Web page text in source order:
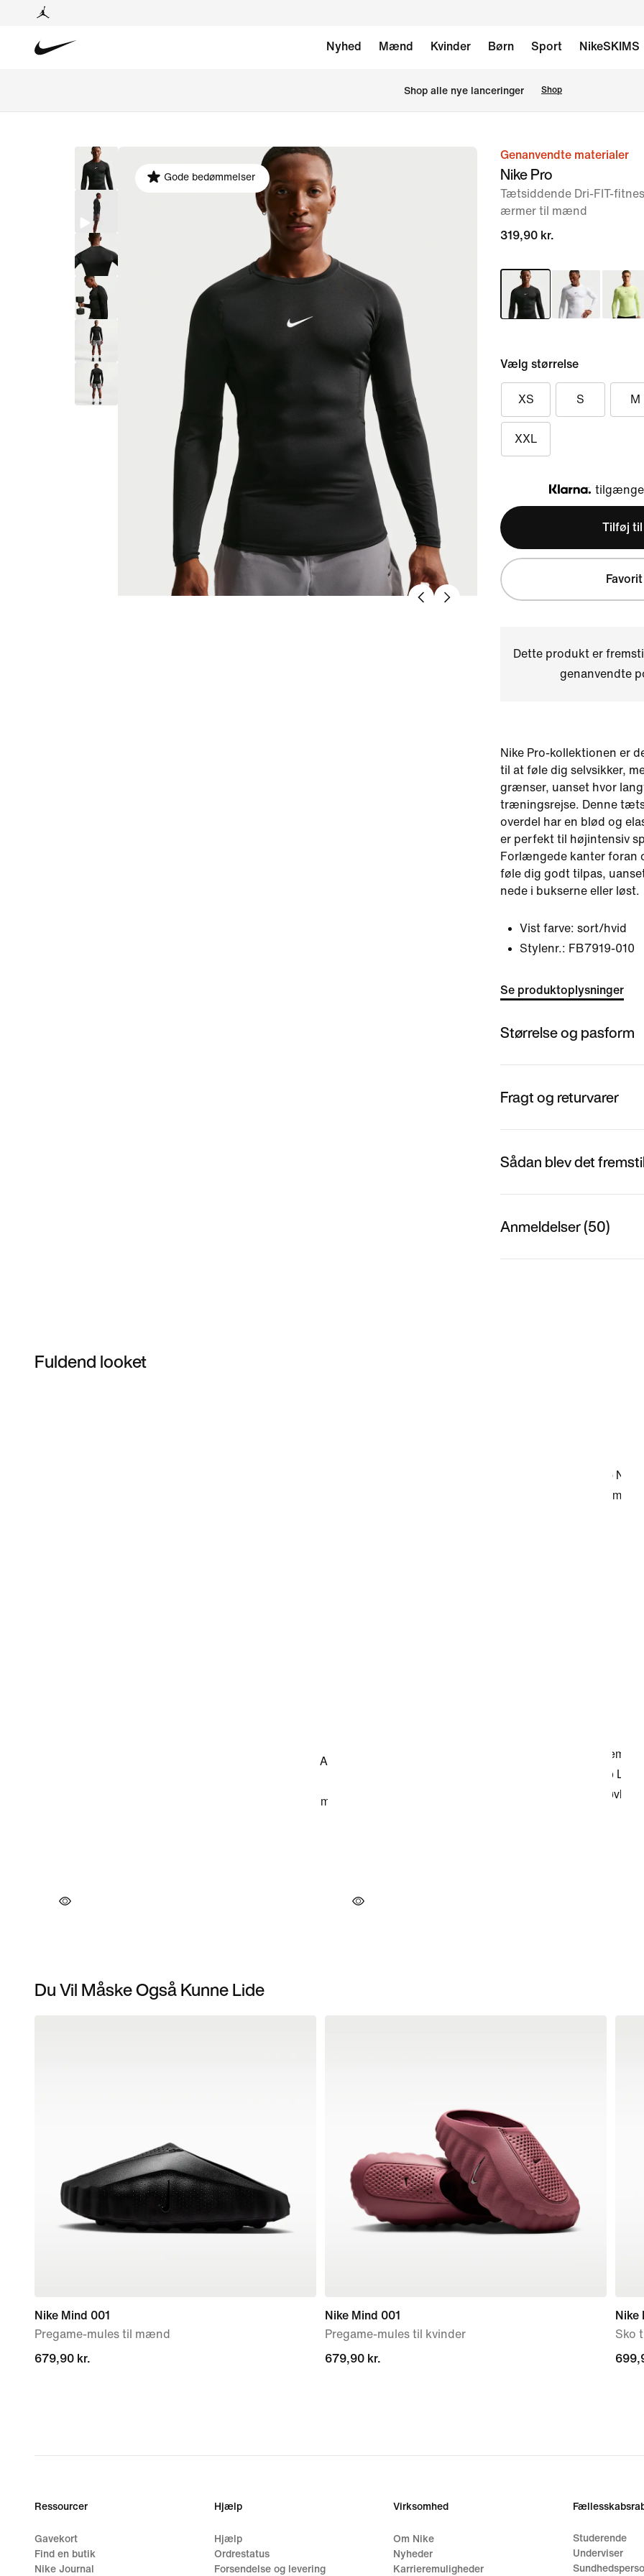
Nyhed Mænd Kvinder Børn Sport NikeSKIMS
Shop alle nye lanceringer Shop
billede
Gode bedømmelser
Genanvendte materialer
Nike Pro
Tætsiddende Dri-FIT-
ærmer til mænd
319,90 kr.
Vælg størrelse
XS S M
XXL
Klarna
Tilføj til
Favorit
Dette produkt er
genanvendte
Nike Pro-kollektionen er
til at føle dig selvsikker,
grænser, uanset hvor
træningsrejse. Denne
overdel har en blød og
er perfekt til højintensiv
Forlængede kanter foran
føle dig godt tilpas,
nede i bukserne eller løst.
Vist farve: sort/hvid
Stylenr.: FB7919-010
Se produktoplysninger
Størrelse og pasform
Fragt og returvarer
Sådan blev det
Anmeldelser (50)
Fuldend looket
Du Vil Måske Også Kunne Lide
Nike Mind 001
Pregame-mules til mænd
679,90 kr.
679,90 kr.
Nike Mind 001
Pregame-mules til kvinder
679,90 kr.
679,90 kr.
Nike
Sko
Ressourcer
Gavekort
Find en butik
Nike Journal
Hjælp
Hjælp
Ordrestatus
Forsendelse og levering
Virksomhed
Om Nike
Nyheder
Karrieremuligheder
Studerende
Underviser